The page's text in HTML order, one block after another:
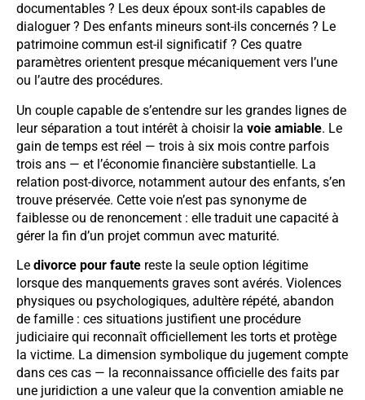
documentables ? Les deux époux sont-ils capables de
dialoguer ? Des enfants mineurs sont-ils concernés ? Le
patrimoine commun est-il significatif ? Ces quatre
paramètres orientent presque mécaniquement vers l’une
ou l’autre des procédures.
Un couple capable de s’entendre sur les grandes lignes de
leur séparation a tout intérêt à choisir la voie amiable. Le
gain de temps est réel — trois à six mois contre parfois
trois ans — et l’économie financière substantielle. La
relation post-divorce, notamment autour des enfants, s’en
trouve préservée. Cette voie n’est pas synonyme de
faiblesse ou de renoncement : elle traduit une capacité à
gérer la fin d’un projet commun avec maturité.
Le divorce pour faute reste la seule option légitime
lorsque des manquements graves sont avérés. Violences
physiques ou psychologiques, adultère répété, abandon
de famille : ces situations justifient une procédure
judiciaire qui reconnaît officiellement les torts et protège
la victime. La dimension symbolique du jugement compte
dans ces cas — la reconnaissance officielle des faits par
une juridiction a une valeur que la convention amiable ne